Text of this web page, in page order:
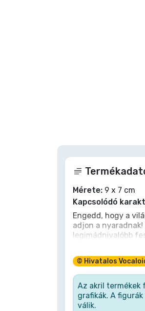
Mérete: 9 x 7 cm
Kapcsolódó
Engedd, hogy a
adjon a
legimádnivalóbb
egy bájos
ezt az élénk
zsebnyi J-pop
tegyél
napot az
© Hivatalos
Az akril
grafikák. A
válik.
Gamer cuccok
Sportos cuccok
Zenés cuccok
Terméktípusok